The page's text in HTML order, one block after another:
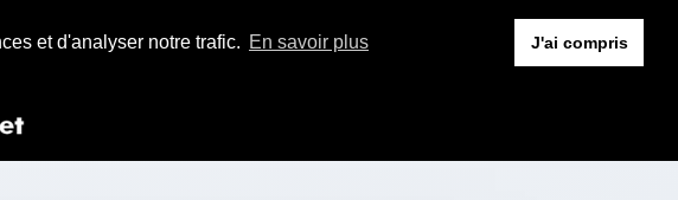
et d'analyser notre trafic. En savoir plus J'ai compris